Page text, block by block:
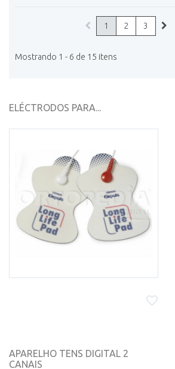
1 2 3
Mostrando 1 - 6 de 15 itens
ELÉCTRODOS PARA...
APARELHO TENS DIGITAL 2
CANAIS